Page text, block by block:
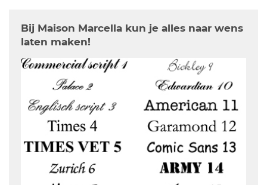
Bij Maison Marcella kun je alles naar wens
laten maken!